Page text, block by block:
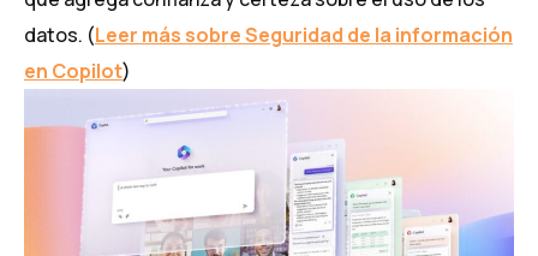
datos. (Leer más sobre Seguridad de la información
en Copilot)